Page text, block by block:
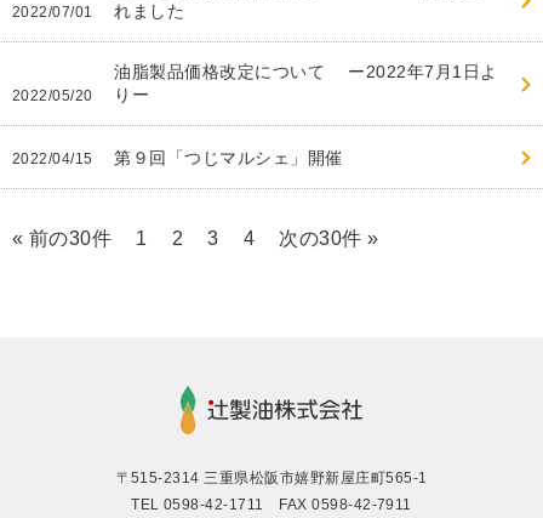
2022/07/01
れました
2022/05/20
油脂製品価格改定について ー2022年7月1日よ
りー
2022/04/15 第９回「つじマルシェ」開催
« 前の30件 1 2 3 4 次の30件 »
〒515-2314 三重県松阪市嬉野新屋庄町565-1
TEL 0598-42-1711 FAX 0598-42-7911